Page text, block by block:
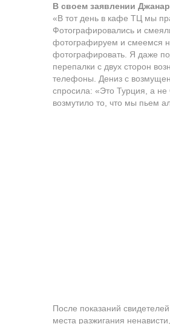
В своем заявлении
«В тот день в кафе ТЦ мы
Фотографировались и
фотографируем и смеемся
фотографировать. Я даже
перепалки с двух сторон
телефоны. Дениз с
спросила: «Это Турция, а
возмутило то, что мы пьем
После показаний
места разжигания